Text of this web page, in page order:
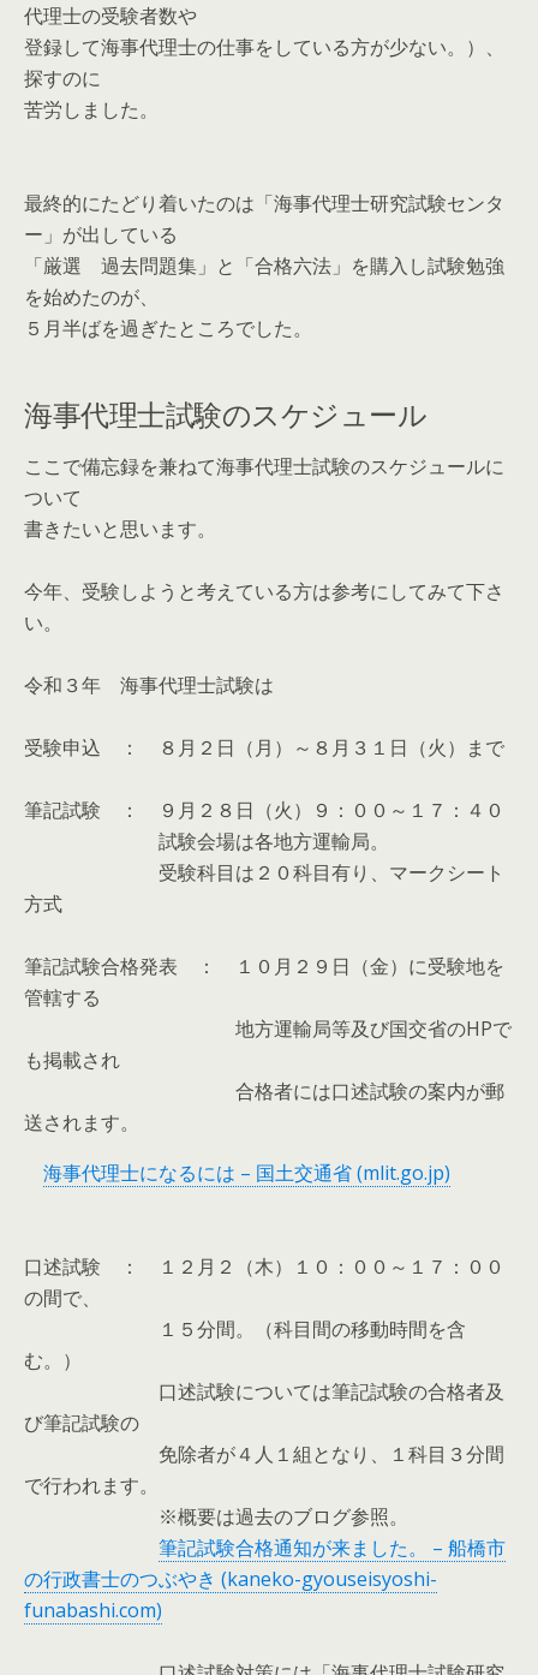
代理士の受験者数や
登録して海事代理士の仕事をしている方が少ない。）、
探すのに
苦労しました。
最終的にたどり着いたのは「海事代理士研究試験センタ
ー」が出している
「厳選 過去問題集」と「合格六法」を購入し試験勉強
を始めたのが、
５月半ばを過ぎたところでした。
海事代理士試験のスケジュール
ここで備忘録を兼ねて海事代理士試験のスケジュールに
ついて
書きたいと思います。
今年、受験しようと考えている方は参考にしてみて下さ
い。
令和３年 海事代理士試験は
受験申込 ： ８月２日（月）～８月３１日（火）まで
筆記試験 ： ９月２８日（火）９：００～１７：４０
試験会場は各地方運輸局。
受験科目は２０科目有り、マークシート
方式
筆記試験合格発表 ： １０月２９日（金）に受験地を
管轄する
地方運輸局等及び国交省のHPで
も掲載され
合格者には口述試験の案内が郵
送されます。
海事代理士になるには – 国土交通省 (mlit.go.jp)
口述試験 ： １２月２（木）１０：００～１７：００
の間で、
１５分間。（科目間の移動時間を含
む。）
口述試験については筆記試験の合格者及
び筆記試験の
免除者が４人１組となり、１科目３分間
で行われます。
※概要は過去のブログ参照。
筆記試験合格通知が来ました。 – 船橋市
の行政書士のつぶやき (kaneko-gyouseisyoshi-
funabashi.com)